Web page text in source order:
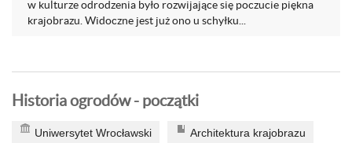
w kulturze odrodzenia było rozwija­jące się poczucie piękna
krajobrazu. Widoczne jest już ono u schyłku...
Historia ogrodów - początki
Uniwersytet Wrocławski Architektura krajobrazu